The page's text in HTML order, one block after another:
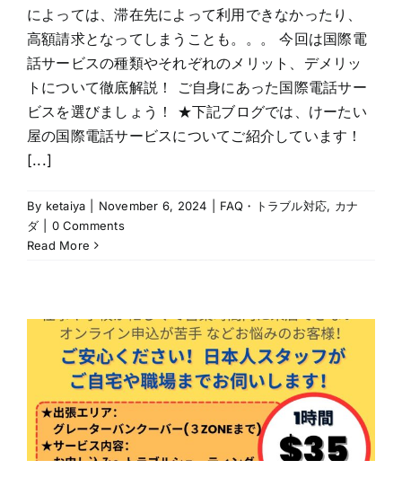
によっては、滞在先によって利用できなかったり、
高額請求となってしまうことも。。。 今回は国際電
話サービスの種類やそれぞれのメリット、デメリッ
トについて徹底解説！ ご自身にあった国際電話サー
ビスを選びましょう！ ★下記ブログでは、けーたい
屋の国際電話サービスについてご紹介しています！
[...]
By ketaiya November 6, 2024 FAQ・トラブル対応, カナ
ダ
0 Comments
Read More